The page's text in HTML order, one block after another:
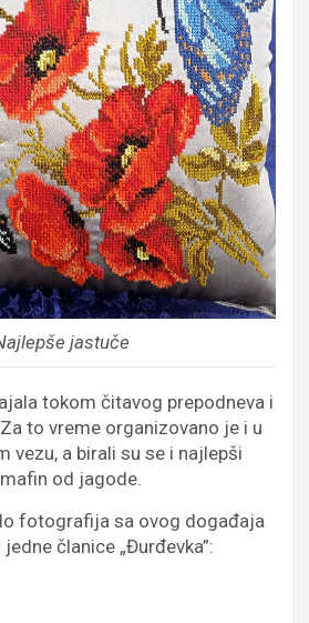
jastuče
tokom čitavog prepodneva i
to vreme organizovano je i u
vezu, a birali su se i najlepši
od jagode.
fotografija sa ovog događaja
članice „Đurđevka”: